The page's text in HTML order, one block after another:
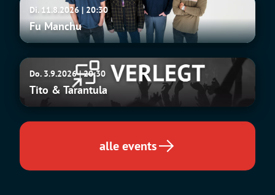
Manchu
Di. 11.8.2026 | 20:30
Fu Manchu
Tito
Tarantula
Do. 3.9.2026 | 20:30
Tito & Tarantula
alle events